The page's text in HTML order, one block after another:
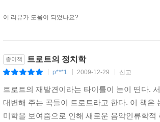
적인 유행가로 평가받으며 당시 범국민적
기 트로트의 성숙(1945년 독립~1970년대)
에 이어 발발한 한국전쟁과 트로트의 관계
구실로 음악을 사용한 점, 미국이 한국전
을 파악하고 있다. 또한 영미팝송이 유입되
한 가수들의 대중무대 진출, 이미자, 남진, 나
이 리뷰가 도움이 되었나요?
종이책 트로트의 정치학
p***1 2009-12-29 신고
트로트의 재발견이라는 타이틀이 눈이 띤다.
대변해 주는 곡들이 트로트라고 한다. 이 책
미학을 보여줌으로 인해 새로운 음악인류학